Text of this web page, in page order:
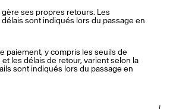
ses propres retours. Les
sont indiqués lors du passage en
paiement, y compris les seuils de
les délais de retour, varient selon la
sont indiqués lors du passage en